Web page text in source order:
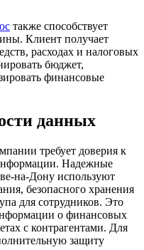
также способствует
Клиент получает
расходах и налоговых
бюджет,
финансовые
данных
требует доверия к
Надежные
на-Дону используют
безопасного хранения
для сотрудников. Это
о финансовых
с контрагентами. Для
защиту